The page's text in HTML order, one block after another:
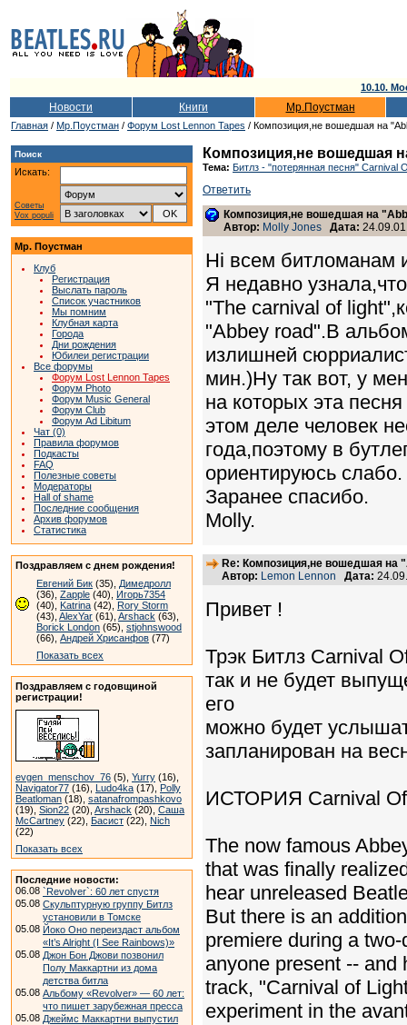
10.10.
Новости Книги Мр.Поустман
Главная / Мр.Поустман / Форум Lost Lennon Tapes / Композиция,не вошедшая на
Поиск
Искать:
Советы
Vox populi
Мр. Поустман
Клуб
Регистрация
Выслать пароль
Список участников
Мы помним
Клубная карта
Города
Дни рождения
Юбилеи регистрации
Все форумы
Форум Lost Lennon Tapes
Форум Photo
Форум Music General
Форум Club
Форум Ad Libitum
Чат (0)
Правила форумов
Подкасты
FAQ
Полезные советы
Модераторы
Hall of shame
Последние сообщения
Архив форумов
Статистика
Поздравляем с днем рождения!
Евгений Бик (35), Димедролл
(36), Zapple (40), Игорь7354
(40), Katrina (42), Rory Storm
(43), AlexYar (61), Arshack (63),
Borick London (65), stjohnswood
(66), Андрей Хрисанфов (77)
Показать всех
Поздравляем с годовщиной
регистрации!
evgen_menschov_76 (5), Yurry (16),
Navigator77 (16), Ludo4ka (17), Polly
Beatloman (18), satanafrompashkovo
(19), Sion22 (20), Arshack (20), Саша
McCartney (22), Басист (22), Nich
(22)
Показать всех
Последние новости:
06.08 `Revolver`: 60 лет спустя
05.08 Скульптурную группу Битлз
установили в Томске
05.08 Йоко Оно переиздаст альбом
«It’s Alright (I See Rainbows)»
05.08 Джон Бон Джови позвонил
Полу Маккартни из дома
детства битла
05.08 Альбому «Revolver» — 60 лет:
что пишет зарубежная пресса
05.08 Джеймс Маккартни выпустил
Композиция,не вошедшая
Тема: Битлз - "потерянная песня" Carnival
Ответить
Композиция,не вошедшая на
Автор: Molly Jones Дата:
Hi всем битломанам
Я недавно
"The carnival of
"Abbey road".В
излишней
мин.)Ну так вот, у
на которых эта
этом деле человек
года,поэтому в
ориентируюсь слабо.
Заранее спасибо.
Molly.
Re: Композиция,не вошедшая на
Автор: Lemon Lennon Дата:
Привет !
Трэк Битлз Carnival
так и не будет
его
можно будет
запланирован на
ИСТОРИЯ Carnival
The now famous
that was finally
hear unreleased
But there is an
premiere during a
anyone present -- and
track, "Carnival of
experiment in the